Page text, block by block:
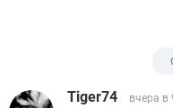
Tiger74 вчера в